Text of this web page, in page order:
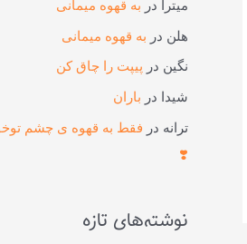
میترا در به قهوه میمانی
هلن در به قهوه میمانی
نگین در پیپت را چاق کن
شیدا در باران
ترانه در فقط به قهوه ی چشم
❣️
نوشته‌های تازه